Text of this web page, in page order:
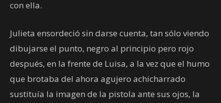
con ella.
Julieta ensordeció sin darse cuenta, tan sólo viendo
dibujarse el punto, negro al principio pero rojo
después, en la frente de Luisa, a la vez que el humo
que brotaba del ahora agujero achicharrado
sustituía la imagen de la pistola ante sus ojos, la